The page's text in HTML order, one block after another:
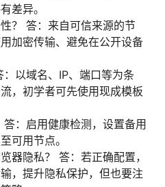
差异。
？ 答：来自可信来源的节
加密传输、避免在公开设备
以域名、IP、端口等为条
，初学者可先使用现成模板
：启用健康检测，设置备用
可用节点。
器隐私？ 答：若正确配置，
，提升隐私保护，但也要注